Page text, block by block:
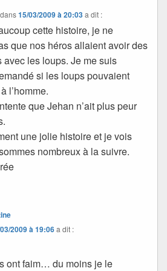
dans15/03/2009 à 20:03 a dit :
cette histoire, je ne
que nos héros allaient avoir des
avec les loups. Je me suis
si les loups pouvaient
l’homme.
que Jehan n’ait plus peur
une jolie histoire et je vois
nombreux à la suivre.
2009 à 19:06a dit :
ont faim… du moins je le